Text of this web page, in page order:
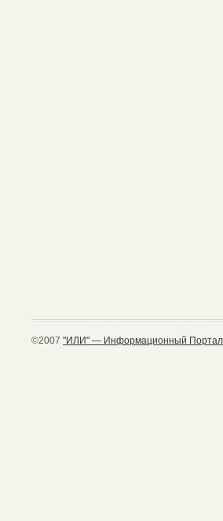
©2007 "ИЛИ" — Информационный Портал